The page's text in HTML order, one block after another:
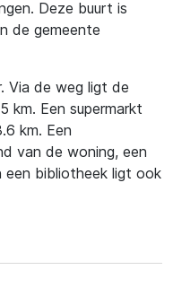
Deze buurt is
de gemeente
Via de weg ligt de
km. Een supermarkt
km. Een
van de woning, een
bibliotheek ligt ook